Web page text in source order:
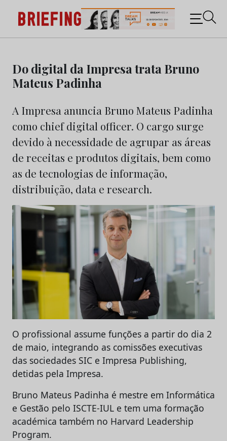
content
Briefing: Todas as notícias sobre os negócios do
Marketing e da Publicidade
Do digital da Impresa trata Bruno
Mateus Padinha
A Impresa anuncia Bruno Mateus Padinha
como chief digital officer. O cargo surge
devido à necessidade de agrupar as áreas
de receitas e produtos digitais, bem como
as de tecnologias de informação,
distribuição, data e research.
O profissional assume funções a partir do dia 2
de maio, integrando as comissões executivas
das sociedades SIC e Impresa Publishing,
detidas pela Impresa.
Bruno Mateus Padinha é mestre em Informática
e Gestão pelo ISCTE-IUL e tem uma formação
académica também no Harvard Leadership
Program.